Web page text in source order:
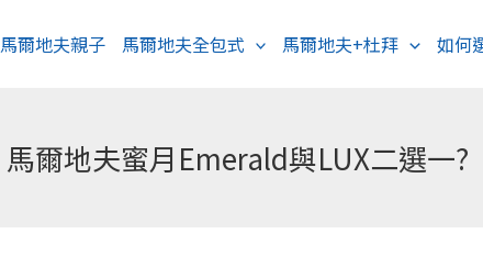
馬爾地夫親子 馬爾地夫全包式 馬爾地夫+杜拜 如何
馬爾地夫蜜月Emerald與LUX二選一?